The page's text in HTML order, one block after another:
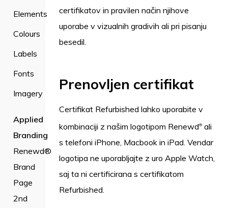
Elements
Colours
Labels
Fonts
Imagery
Applied
Branding
Renewd®
Brand
Page
2nd
certifikatov in pravilen način njihove
uporabe v vizualnih gradivih ali pri pisanju
besedil.
Prenovljen certifikat
Certifikat Refurbished lahko uporabite v
kombinaciji z našim logotipom Renewd®ali
s telefoni iPhone, Macbook in iPad. Vendar
logotipa ne uporabljajte z uro Apple Watch,
saj ta ni certificirana s certifikatom
Refurbished.